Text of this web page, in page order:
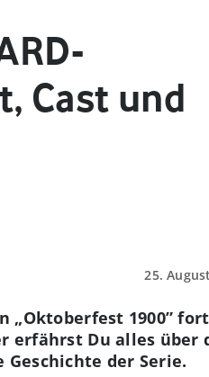
Cast und
25.
„Oktoberfest 1900”
erfährst Du alles über
der Serie.